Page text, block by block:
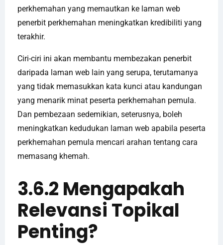
perkhemahan yang memautkan ke laman web
penerbit perkhemahan meningkatkan kredibiliti yang
terakhir.
Ciri-ciri ini akan membantu membezakan penerbit
daripada laman web lain yang serupa, terutamanya
yang tidak memasukkan kata kunci atau kandungan
yang menarik minat peserta perkhemahan pemula.
Dan pembezaan sedemikian, seterusnya, boleh
meningkatkan kedudukan laman web apabila peserta
perkhemahan pemula mencari arahan tentang cara
memasang khemah.
3.6.2 Mengapakah
Relevansi Topikal
Penting?